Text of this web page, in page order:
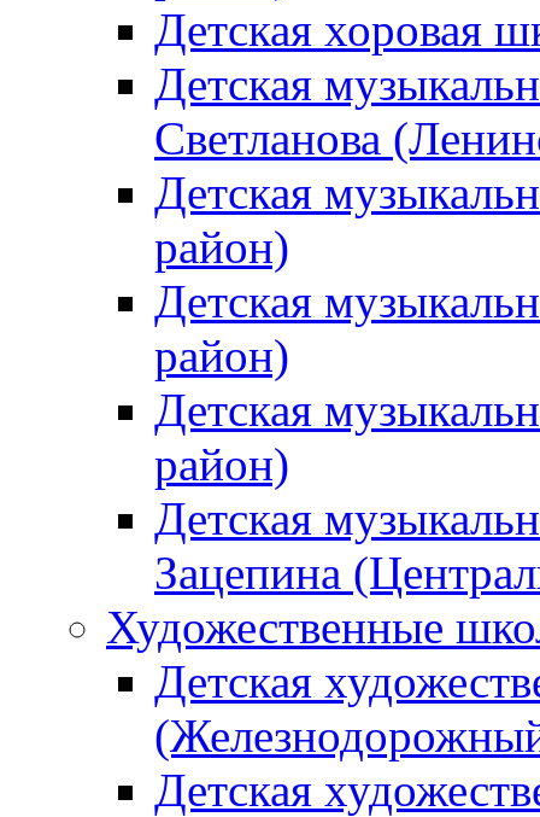
Детская хоровая
Детская
Светланова
Детская
район)
Детская
район)
Детская
район)
Детская
Зацепина
Художественные
Детская
Детская